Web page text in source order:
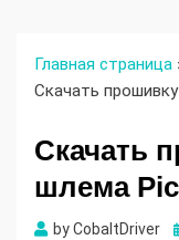
Главная страница
Скачать
Скачать
шлема
byCobaltDriver